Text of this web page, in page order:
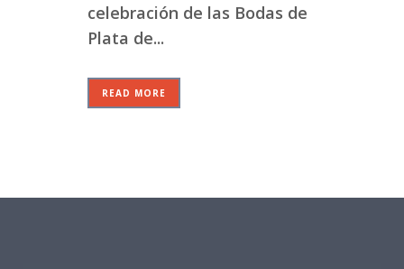
celebración de las Bodas de
Plata de...
READ MORE